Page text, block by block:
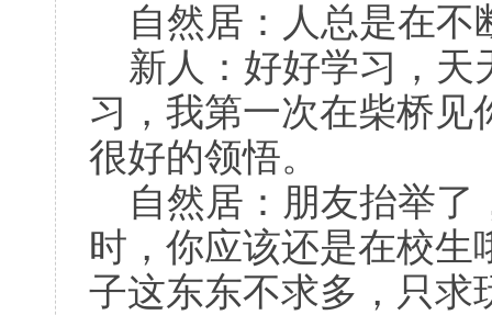
自然居：人总是在不
新人：好好学习，天
习，我第一次在柴桥见
很好的领悟。
自然居：朋友抬举了
时，你应该还是在校生
子这东东不求多，只求